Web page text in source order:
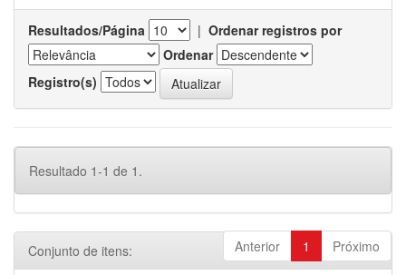
Resultados/Página | Ordenar registros por
Ordenar
Registro(s)
Resultado 1-1 de 1.
Anterior 1 Próximo
Conjunto de itens: